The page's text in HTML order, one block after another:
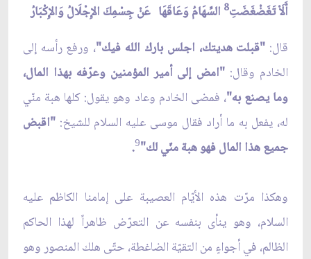
أَلَاْ تَغَضْغَضَتِ8 السِّهَامُ وَعَاقَهَا عَنْ جِسْمِكَ الإِجْلَالُ وَالإِكْبَارُ
قال: "قبلت هديتك، اجلس بارك الله فيك"، ورفع رأسه إلى
الخادم وقال: "امض إلى أمير المؤمنين وعرّفه بهذا المال،
وما يصنع به"، فمضى الخادم وعاد وهو يقول: كلها هبة منّي
له، يفعل به ما أراد فقال موسى عليه السلام للشيخ:"اقبض
جميع هذا المال فهو هبة منّي لك"9
.
وهكذا مرّت هذه الأيّام العصيبة على إمامنا الكاظم عليه
السلام، وهو ينأى بنفسه عن التعرّض ظاهراً لهذا الحاكم
الظالم، في أجواءٍ من التقيّة الضاغطة، حتّى هلك المنصور وهو